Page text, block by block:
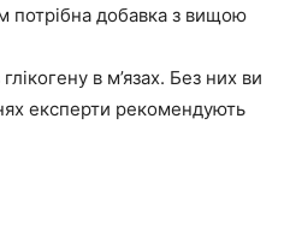
потрібна добавка з вищою
в м’язах. Без них ви
експерти рекомендують